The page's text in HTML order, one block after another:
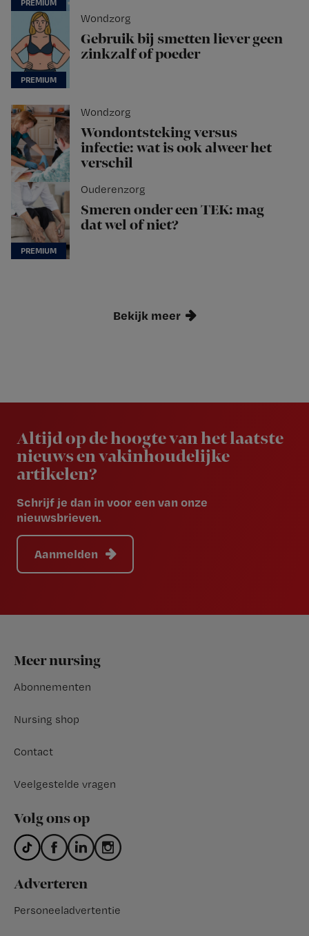
Wondzorg
Gebruik bij smetten liever geen
zinkzalf of poeder
Wondzorg
Wondontsteking versus
infectie: wat is ook alweer het
verschil
Ouderenzorg
Smeren onder een TEK: mag
dat wel of niet?
Bekijk meer
Altijd op de hoogte van het laatste
nieuws en vakinhoudelijke
artikelen?
Schrijf je dan in voor een van onze
nieuwsbrieven.
Aanmelden
Footer
Meer nursing
Abonnementen
Nursing shop
Contact
Veelgestelde vragen
Volg ons op
Adverteren
Personeeladvertentie